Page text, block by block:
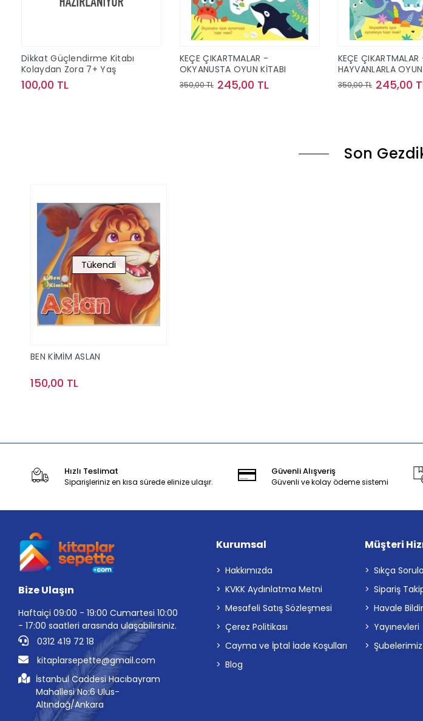
Dikkat Güçlendirme Kitabı
Kolaydan Zora 7+ Yaş
100,00 TL
KEÇE ÇIKARTMALAR -
OKYANUSTA OYUN KİTABI
350,00 TL 245,00 TL
KEÇE ÇIKARTMALAR
HAYVANLARLA
350,00 TL 245,00
Son
Tükendi
BEN KİMİM ASLAN
150,00 TL
Hızlı Teslimat
Siparişleriniz en kısa sürede elinize ulaşır.
Güvenli Alışveriş
Güvenli ve kolay ödeme sistemi
Bize Ulaşın
Haftaiçi 09:00 - 19:00 Cumartesi 10:00
- 17:00 saatleri arasında ulaşabilirsiniz.
0312 419 72 18
kitaplarsepette@gmail.com
İstanbul Caddesi Hacıbayram
Mahallesi No:6 Ulus-
Altındağ/Ankara
Kurumsal
Hakkımızda
KVKK Aydınlatma Metni
Mesafeli Satış Sözleşmesi
Çerez Politikası
Cayma ve İptal İade Koşulları
Blog
Müşteri
Sıkça
Sipariş
Havale
Yayınevleri
Şubelerimiz